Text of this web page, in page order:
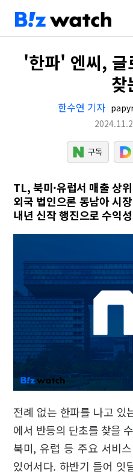
'한파' 엔씨, 글
찾
한수연 기자
TL, 북미·유럽서 매출 상
외국 법인으론 동남아 시
내년 신작 행진으로 수익
전례 없는 한파를 나고 있
에서 반등의 단초를 찾을
북미, 유럽 등 주요 서비
있어서다. 하반기 들어 잇